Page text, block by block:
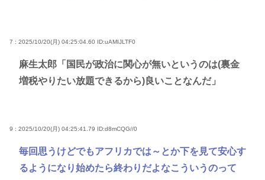
7 : 2025/10/20(月) 04:25:04.60 ID:uAMIJLTF0
麻生太郎「国民が政治に関心が無いというのは(裏金
増税やりたい放題できるから)良いことなんだ」
9 : 2025/10/20(月) 04:25:41.79 ID:d8mCQG//0
毎回思うけどでもアフリカでは～とか下を見て安心す
るようになり始めたら終わりだよなこういうのって